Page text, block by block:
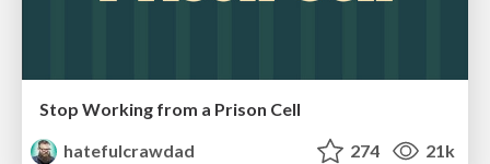
Stop Working from a Prison Cell
hatefulcrawdad
274 21k